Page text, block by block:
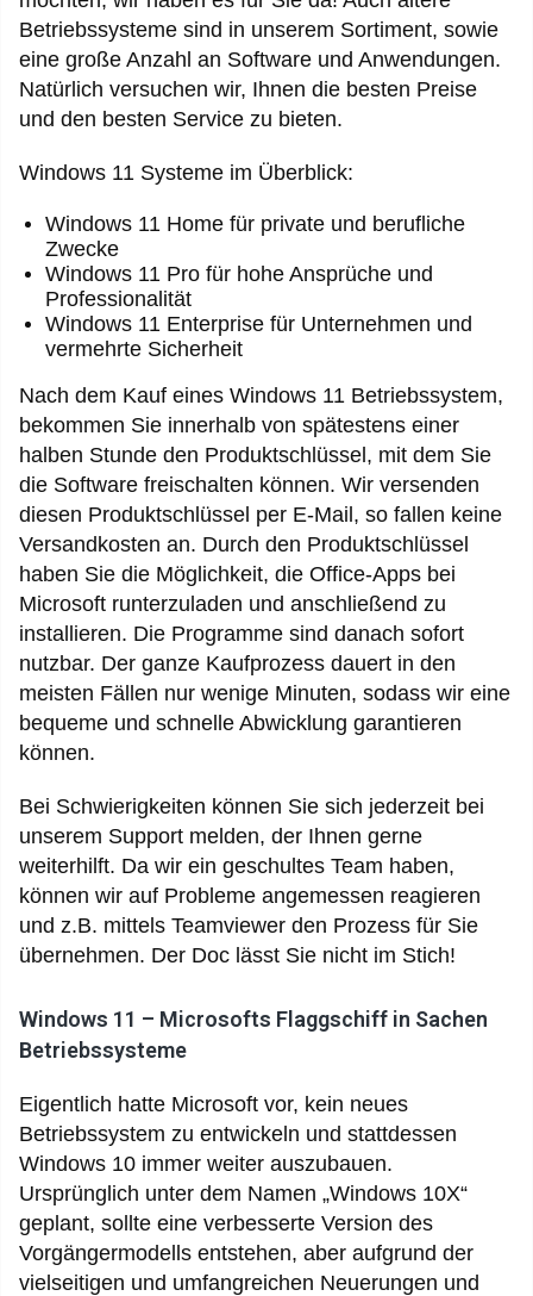
Betriebssysteme sind in unserem Sortiment, sowie
eine große Anzahl an Software und Anwendungen.
Natürlich versuchen wir, Ihnen die besten Preise
und den besten Service zu bieten.
Windows 11 Systeme im Überblick:
Windows 11 Home für private und berufliche
Zwecke
Windows 11 Pro für hohe Ansprüche und
Professionalität
Windows 11 Enterprise für Unternehmen und
vermehrte Sicherheit
Nach dem Kauf eines Windows 11 Betriebssystem,
bekommen Sie innerhalb von spätestens einer
halben Stunde den Produktschlüssel, mit dem Sie
die Software freischalten können. Wir versenden
diesen Produktschlüssel per E-Mail, so fallen keine
Versandkosten an. Durch den Produktschlüssel
haben Sie die Möglichkeit, die Office-Apps bei
Microsoft runterzuladen und anschließend zu
installieren. Die Programme sind danach sofort
nutzbar. Der ganze Kaufprozess dauert in den
meisten Fällen nur wenige Minuten, sodass wir eine
bequeme und schnelle Abwicklung garantieren
können.
Bei Schwierigkeiten können Sie sich jederzeit bei
unserem Support melden, der Ihnen gerne
weiterhilft. Da wir ein geschultes Team haben,
können wir auf Probleme angemessen reagieren
und z.B. mittels Teamviewer den Prozess für Sie
übernehmen. Der Doc lässt Sie nicht im Stich!
Windows 11 – Microsofts Flaggschiff in Sachen
Betriebssysteme
Eigentlich hatte Microsoft vor, kein neues
Betriebssystem zu entwickeln und stattdessen
Windows 10 immer weiter auszubauen.
Ursprünglich unter dem Namen „Windows 10X“
geplant, sollte eine verbesserte Version des
Vorgängermodells entstehen, aber aufgrund der
vielseitigen und umfangreichen Neuerungen und